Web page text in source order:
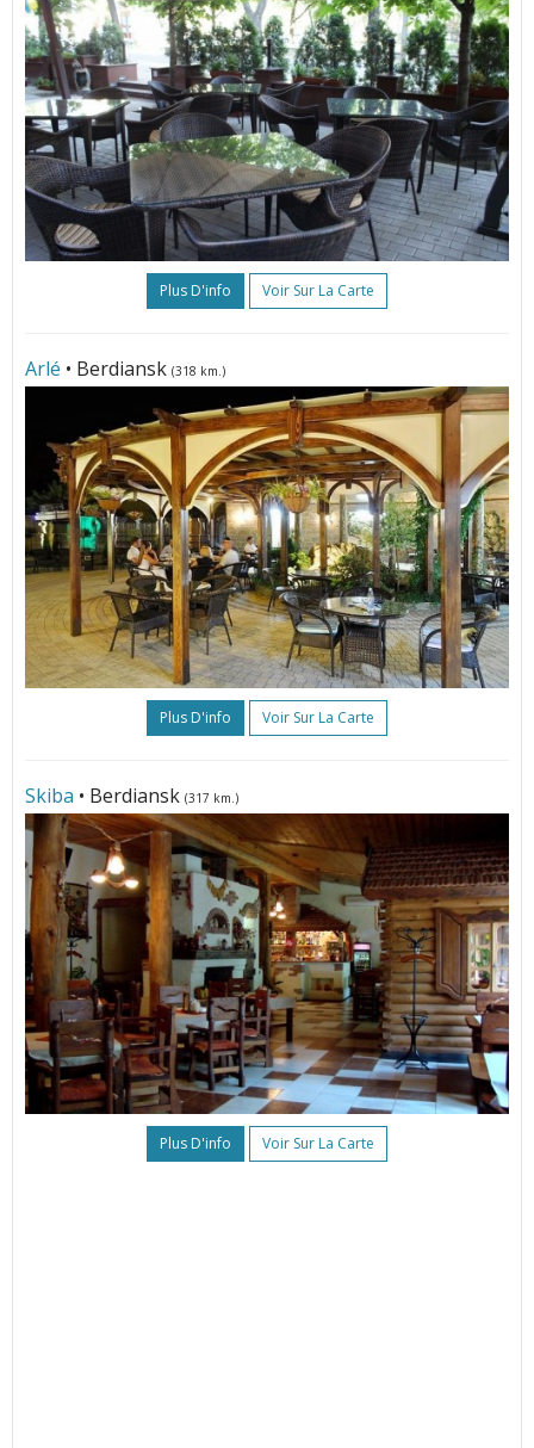
Plus D'info Voir Sur La Carte
Arlé • Berdiansk (318 km.)
Plus D'info Voir Sur La Carte
Skiba • Berdiansk (317 km.)
Plus D'info Voir Sur La Carte